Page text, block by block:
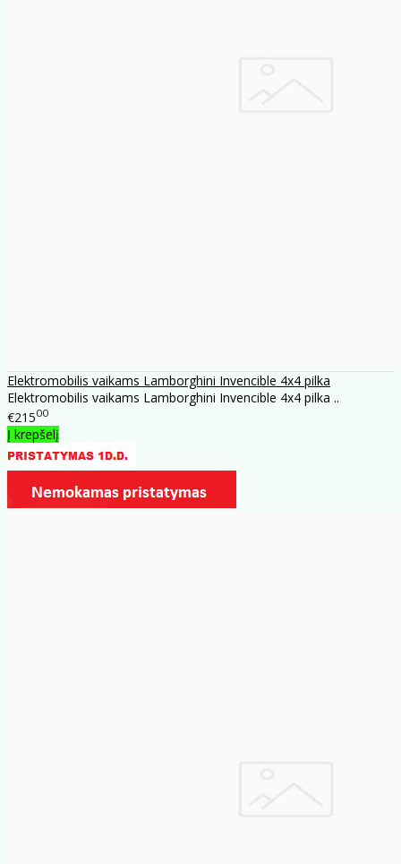
Elektromobilis vaikams Lamborghini Invencible 4x4 pilka
Elektromobilis vaikams Lamborghini Invencible 4x4 pilka ..
€21500
Į krepšelį